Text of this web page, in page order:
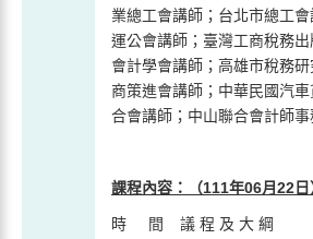
業總工會講師；台北市總工
運公會講師；臺灣工商稅務
會計學會講師；高雄市稅務
商策進會講師；中華民國汽
合會講師；中山聯合會計師事
課程內容： （111年06月22日
時 間 議 程 及 大 綱